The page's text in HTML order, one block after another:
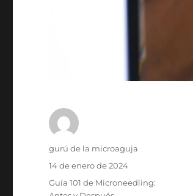
Autor
gurú de la microaguja
Publicado
el
14 de enero de 2024
Categorías
Guía 101 de Microneedling: